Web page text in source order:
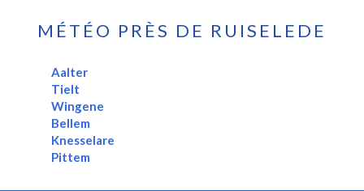
MÉTÉO PRÈS DE RUISELEDE
Aalter
Tielt
Wingene
Bellem
Knesselare
Pittem